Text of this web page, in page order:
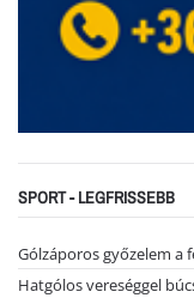
SPORT - LEGFRISSEBB
Gólzáporos győzelem a
Hatgólos vereséggel